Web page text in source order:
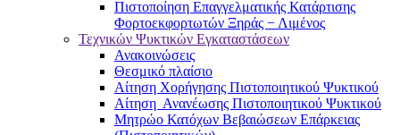
Πιστοποίηση Επαγγελματικής Κατάρτισης
Φορτοεκφορτωτών Ξηράς − Λιμένος
Τεχνικών Ψυκτικών Εγκαταστάσεων
Ανακοινώσεις
Θεσμικό πλαίσιο
Αίτηση Χορήγησης Πιστοποιητικού Ψυκτικού
Αίτηση Ανανέωσης Πιστοποιητικού Ψυκτικού
Μητρώο Κατόχων Βεβαιώσεων Επάρκειας